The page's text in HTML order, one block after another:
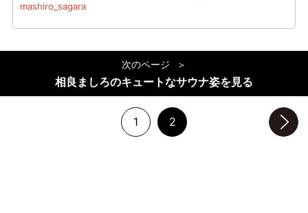
mashiro_sagara
次のページ
相良ましろのキュートなサウナ姿を見る
1 2